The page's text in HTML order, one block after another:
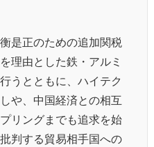
是正のための追加関税
理由とした鉄・アルミ
うとともに、ハイテク
や、中国経済との相互
リングまでも追求を始
判する貿易相手国への